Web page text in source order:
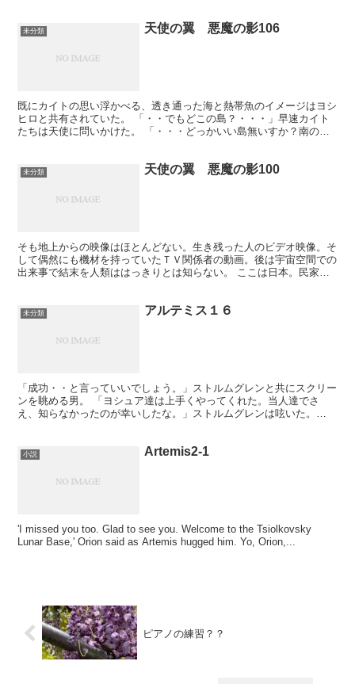
未分類 天使の翼 悪魔の影106
既にカイトの思い浮かべる、透き通った海と熱帯魚のイメージはヨシ
ヒロと共有されていた。 「・・でもどこの島？・・・」早速カイト
たちは天使に問いかけた。 「・・・どっかいい島無いすか？南の方
未分類 天使の翼 悪魔の影100
そも地上からの映像はほとんどない。生き残った人のビデオ映像。そ
して偶然にも機材を持っていたＴＶ関係者の動画。後は宇宙空間での
出来事で結末を人類ははっきりとは知らない。 ここは日本。民家の
未分類 アルテミス１６
「成功・・と言っていいでしょう。」ストルムグレンと共にスクリー
ンを眺める男。 「ヨシュア達は上手くやってくれた。当人達でさ
え、知らなかったのが幸いしたな。」ストルムグレンは呟いた。
小説 Artemis2-1
'I missed you too. Glad to see you. Welcome to the Tsiolkovsky
Lunar Base,' Orion said as Artemis hugged him. Yo, Orion,...
ピアノの練習？？